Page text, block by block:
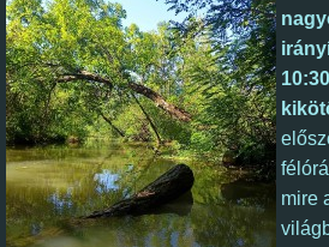
mire